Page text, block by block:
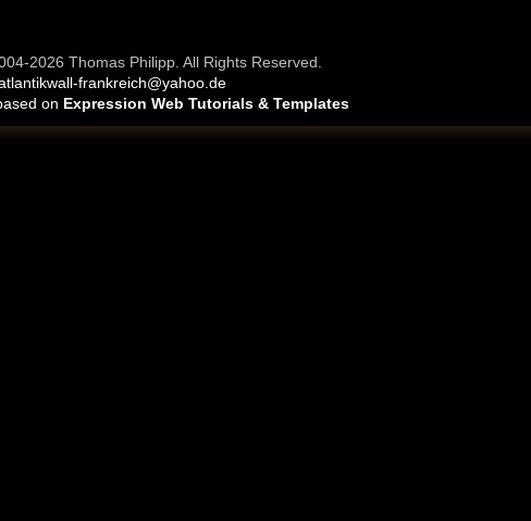
2026 Thomas Philipp. All Rights Reserved.
frankreich@yahoo.de
on Expression Web Tutorials & Templates